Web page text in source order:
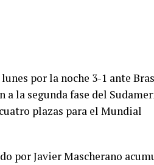
por la noche 3-1 ante
la segunda fase del
plazas para el Mundial
por Javier Mascherano